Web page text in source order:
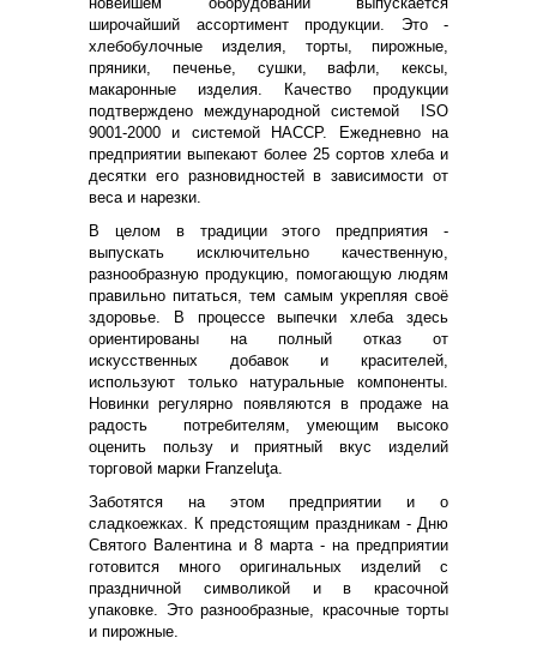
широчайший ассортимент продукции. Это -
хлебобулочные изделия, торты, пирожные,
пряники, печенье, сушки, вафли, кексы,
макаронные изделия. Качество продукции
подтверждено международной системой ISO
9001-2000 и системой HACCP. Ежедневно на
предприятии выпекают более 25 сортов хлеба и
десятки его разновидностей в зависимости от
веса и нарезки.
В целом в традиции этого предприятия -
выпускать исключительно качественную,
разнообразную продукцию, помогающую людям
правильно питаться, тем самым укрепляя своё
здоровье. В процессе выпечки хлеба здесь
ориентированы на полный отказ от
искусственных добавок и красителей,
используют только натуральные компоненты.
Новинки регулярно появляются в продаже на
радость потребителям, умеющим высоко
оценить пользу и приятный вкус изделий
торговой марки Franzeluţa.
Заботятся на этом предприятии и о
сладкоежках. К предстоящим праздникам - Дню
Святого Валентина и 8 марта - на предприятии
готовится много оригинальных изделий с
праздничной символикой и в красочной
упаковке. Это разнообразные, красочные торты
и пирожные.